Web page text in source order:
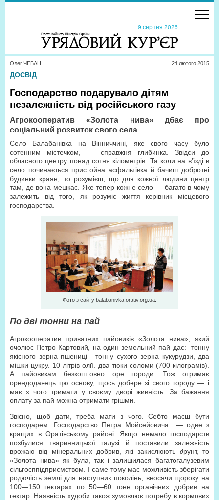
9 серпня 2026
Олег ЧЕБАН 24 лютого 2015
ДОСВІД
Господарство подарувало дітям
незалежність від російського газу
Агрокооператив «Золота нива» дбає про
соціальний розвиток свого села
Село Балабанівка на Вінниччині, яке свого часу було
сотенним містечком, — справжня глибинка. Звідси до
обласного центру понад сотня кілометрів. Та коли на в’їзді в
село починається пристойна асфальтівка й бачиш добротні
будинки краян, то розумієш, що для кожної людини центр
там, де вона мешкає. Яке тепер кожне село — багато в чому
залежить від того, як розуміє життя керівник місцевого
господарства.
Фото з сайту balabanivka.orativ.org.ua.
По дві тонни на пай
Агрокооператив приватних пайовиків «Золота нива», який
очолює Петро Картовий, на один земельний пай дає: тонну
якісного зерна пшениці, тонну сухого зерна кукурудзи, два
мішки цукру, 10 літрів олії, два тюки соломи (700 кілограмів).
А пайовикам безкоштовно оре городи. Тож отримає
орендодавець цю основу, щось добере зі свого городу — і
має з чого тримати у своєму дворі живність. За бажання
оплату за пай можна отримати грішми.
Звісно, щоб дати, треба мати з чого. Себто маєш бути
господарем. Господарство Петра Мойсейовича — одне з
кращих в Оратівському районі. Якщо немало господарств
позбулися тваринницької галузі й поставили залежність
врожаю від мінеральних добрив, які закислюють ∂рунт, то
«Золота нива» як була, так і залишилася багатогалузевим
сільгосппідприємством. І саме тому має можливість зберігати
родючість землі для наступних поколінь, вносячи щороку на
100—150 гектарах по 50—60 тонн органічних добрив на
гектар. Наявність худоби також зумовлює потребу в кормових